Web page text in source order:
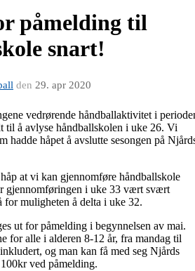
påmelding til
snart!
den 29. apr 2020
vedrørende håndballaktivitet i
til å avlyse håndballskolen i uke 26. Vi
hadde håpet å avslutte sesongen på
at vi kan gjennomføre håndballskole
gjennomføringen i uke 33 vært svært
muligheten å delta i uke 32.
ut for påmelding i begynnelsen av mai.
for alle i alderen 8-12 år, fra mandag til
og man kan få med seg Njårds
ved påmelding.